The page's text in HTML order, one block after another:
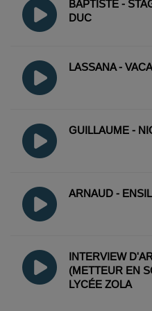
BAPTISTE -
DUC
LASSANA -
GUILLAUME -
ARNAUD -
INTERVIEW
(METTEUR EN
LYCÉE ZOLA